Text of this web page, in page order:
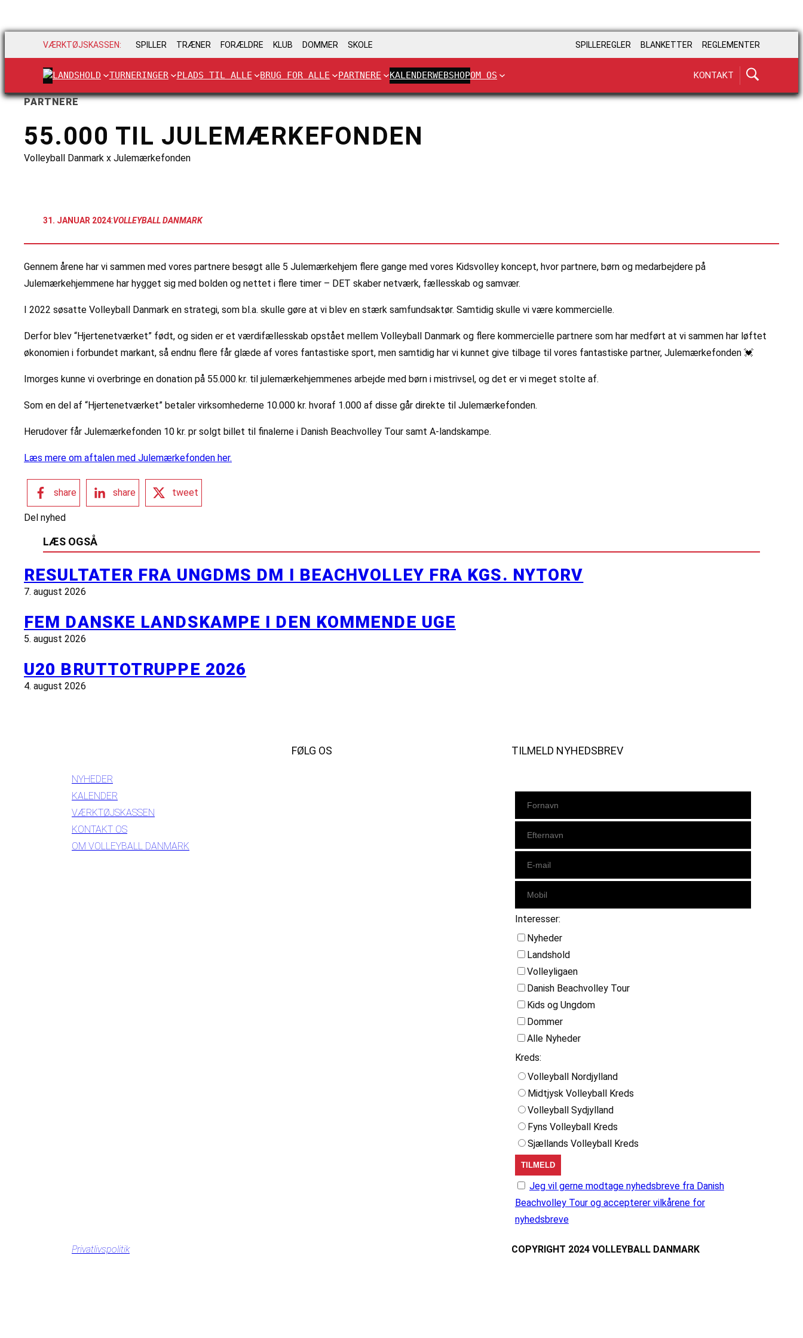
VÆRKTØJSKASSEN: SPILLER TRÆNER FORÆLDRE KLUB DOMMER SKOLE SPILLEREGLER BLANKETTER REGLEMENTER
LANDSHOLD TURNERINGER PLADS TIL ALLE BRUG FOR ALLE PARTNERE KALENDERWEBSHOPOM OS KONTAKT
PARTNERE
55.000 TIL JULEMÆRKEFONDEN
Volleyball Danmark x Julemærkefonden
31. JANUAR 2024:VOLLEYBALL DANMARK
Gennem årene har vi sammen med vores partnere besøgt alle 5 Julemærkehjem flere gange med vores Kidsvolley koncept, hvor partnere, børn og medarbejdere på
Julemærkehjemmene har hygget sig med bolden og nettet i flere timer – DET skaber netværk, fællesskab og samvær.
I 2022 søsatte Volleyball Danmark en strategi, som bl.a. skulle gøre at vi blev en stærk samfundsaktør. Samtidig skulle vi være kommercielle.
Derfor blev “Hjertenetværket” født, og siden er et værdifællesskab opstået mellem Volleyball Danmark og flere kommercielle partnere som har medført at vi sammen har løftet
økonomien i forbundet markant, så endnu flere får glæde af vores fantastiske sport, men samtidig har vi kunnet give tilbage til vores fantastiske partner, Julemærkefonden 💓
Imorges kunne vi overbringe en donation på 55.000 kr. til julemærkehjemmenes arbejde med børn i mistrivsel, og det er vi meget stolte af.
Som en del af “Hjertenetværket” betaler virksomhederne 10.000 kr. hvoraf 1.000 af disse går direkte til Julemærkefonden.
Herudover får Julemærkefonden 10 kr. pr solgt billet til finalerne i Danish Beachvolley Tour samt A-landskampe.
Læs mere om aftalen med Julemærkefonden her.
share share tweet
Del nyhed
LÆS OGSÅ
RESULTATER FRA UNGDMS DM I BEACHVOLLEY FRA KGS. NYTORV
7. august 2026
FEM DANSKE LANDSKAMPE I DEN KOMMENDE UGE
5. august 2026
U20 BRUTTOTRUPPE 2026
4. august 2026
NYHEDER
KALENDER
VÆRKTØJSKASSEN
KONTAKT OS
OM VOLLEYBALL DANMARK
FØLG OS TILMELD NYHEDSBREV
Interesser:
Nyheder
Landshold
Volleyligaen
Danish Beachvolley Tour
Kids og Ungdom
Dommer
Alle Nyheder
Kreds:
Volleyball Nordjylland
Midtjysk Volleyball Kreds
Volleyball Sydjylland
Fyns Volleyball Kreds
Sjællands Volleyball Kreds
Jeg vil gerne modtage nyhedsbreve fra Danish
Beachvolley Tour og accepterer vilkårene for
nyhedsbreve
Privatlivspolitik COPYRIGHT 2024 VOLLEYBALL DANMARK